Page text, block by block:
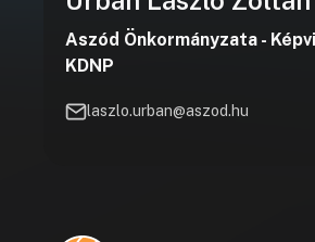
Aszód Önkormányzata -
KDNP
laszlo.urban@aszod.hu